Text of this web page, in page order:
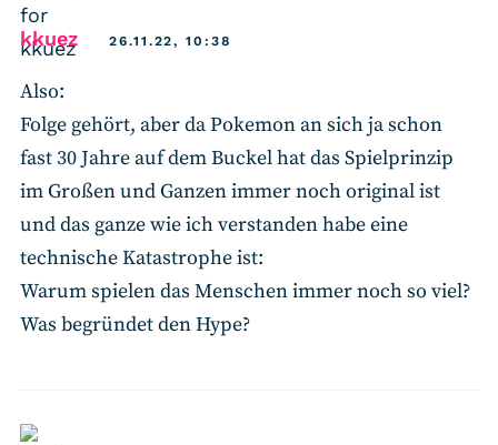
kkuezsays:26.11.22, 10:38
Also:
Folge gehört, aber da Pokemon an sich ja schon
fast 30 Jahre auf dem Buckel hat das Spielprinzip
im Großen und Ganzen immer noch original ist
und das ganze wie ich verstanden habe eine
technische Katastrophe ist:
Warum spielen das Menschen immer noch so viel?
Was begründet den Hype?